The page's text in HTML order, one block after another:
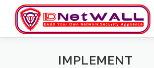
content
IMPLEMENT